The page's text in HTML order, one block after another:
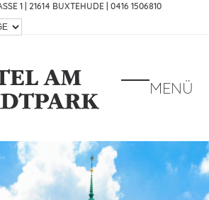
1 | 21614 BUXTEHUDE | 0416 1506810
MENÜ
Open
menu
Close
menu